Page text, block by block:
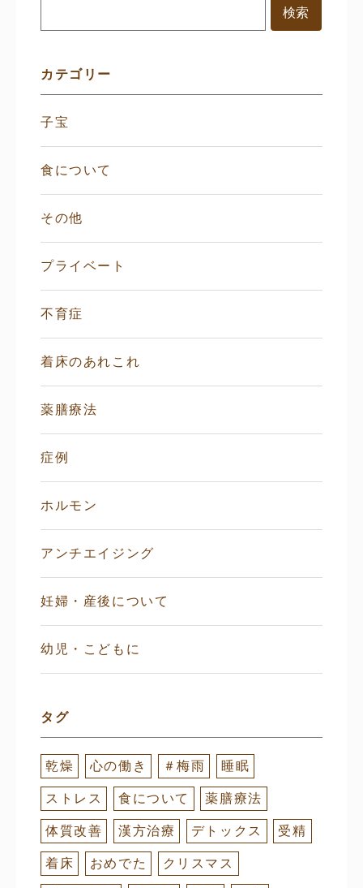
ニ
カテゴリー
子宝
食について
その他
プライベート
不育症
着床のあれこれ
薬膳療法
症例
ホルモン
アンチエイジング
妊婦・産後について
幼児・こどもに
タグ
乾燥 心の働き ＃梅雨 睡眠
ストレス 食について 薬膳療法
体質改善 漢方治療 デトックス 受精
着床 おめでた クリスマス